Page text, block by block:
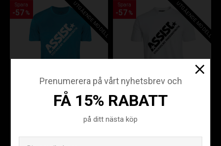
ASSIST
FUNCTIONAL
TURQUOISE
Spara
57 % UTGÅENDE MODELL
ASSIST
FUNCTIONAL
Spara
57 % UTGÅENDE MODELL
Prenumerera på vårt nyhetsbrev och
FÅ 15% RABATT
på ditt nästa köp